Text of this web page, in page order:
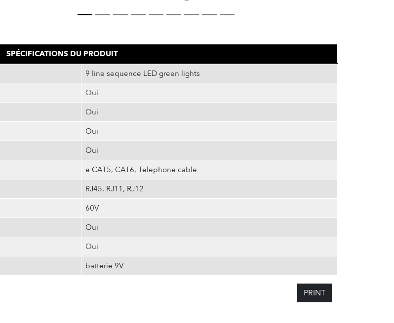
SPÉCIFICATIONS DU PRODUIT
9 line sequence LED green lights
Oui
Oui
Oui
Oui
e CAT5, CAT6, Telephone cable
RJ45, RJ11, RJ12
60V
Oui
Oui
batterie 9V
PRINT